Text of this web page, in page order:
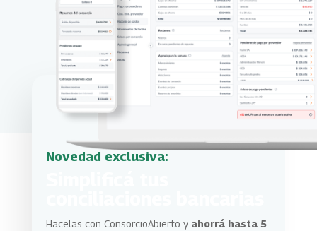
Novedad exclusiva:
Hacelas con ConsorcioAbierto y ahorrá hasta 5